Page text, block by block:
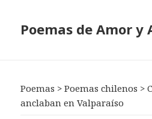
Poemas de Amor y
Poemas >Poemas chilenos >
anclaban en Valparaíso